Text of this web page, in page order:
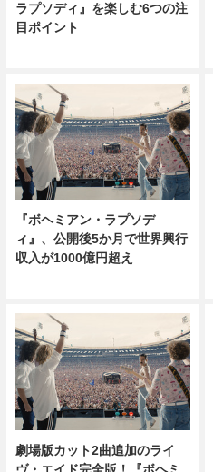
ラプソディ』を楽しむ6つの注
目ポイント
『ボヘミアン・ラプソデ
ィ』、公開後5か月で世界興行
収入が1000億円超え
劇場版カット2曲追加のライ
ヴ・エイド完全版！『ボヘミ